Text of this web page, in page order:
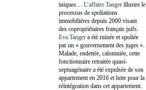
iniques… L’affaire Tanger illustre le
processus de spoliations
immobilières depuis 2000 visant
des copropriétaires français juifs.
Eva Tanger a été ruinée et spoliée
par un « gouvernement des juges ».
Malade, endettée, calomniée, cette
fonctionnaire retraitée quasi-
septuagénaire a été expulsée de son
appartement en 2016 et lutte pour la
réintégration dans cet appartement.